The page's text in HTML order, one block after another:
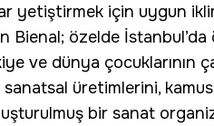
yetiştirmek için uygun
Bienal; özelde
ve dünya çocuklarının
üretimlerini,
bir sanat